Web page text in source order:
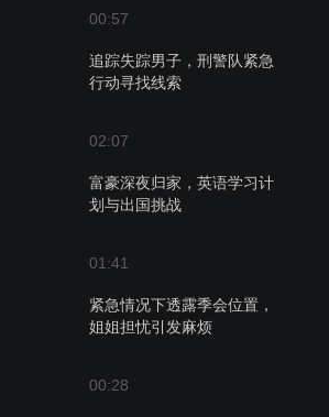
00:57
追踪失踪男子，刑警队紧急
行动寻找线索
02:07
富豪深夜归家，英语学习计
划与出国挑战
01:41
紧急情况下透露季会位置，
姐姐担忧引发麻烦
00:28